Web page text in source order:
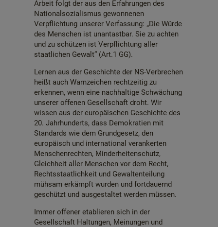
Arbeit folgt der aus den Erfahrungen des
Nationalsozialismus gewonnenen
Verpflichtung unserer Verfassung: „Die Würde
des Menschen ist unantastbar. Sie zu achten
und zu schützen ist Verpflichtung aller
staatlichen Gewalt“ (Art.1 GG).
Lernen aus der Geschichte der NS-Verbrechen
heißt auch Warnzeichen rechtzeitig zu
erkennen, wenn eine nachhaltige Schwächung
unserer offenen Gesellschaft droht. Wir
wissen aus der europäischen Geschichte des
20. Jahrhunderts, dass Demokratien mit
Standards wie dem Grundgesetz, den
europäisch und international verankerten
Menschenrechten, Minderheitenschutz,
Gleichheit aller Menschen vor dem Recht,
Rechtsstaatlichkeit und Gewaltenteilung
mühsam erkämpft wurden und fortdauernd
geschützt und ausgestaltet werden müssen.
Immer offener etablieren sich in der
Gesellschaft Haltungen, Meinungen und